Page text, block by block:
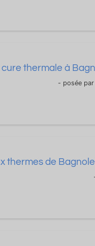
thermale à
- posée par
thermes de